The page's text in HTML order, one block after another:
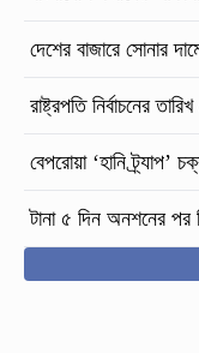
দেশের বাজারে সোনার
রাষ্ট্রপতি নির্বাচনের
বেপরোয়া ‘হানি ট্র্যাপ’
টানা ৫ দিন অনশনের